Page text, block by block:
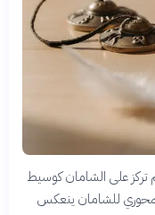
على الشامان كوسيط
للشامان ينعكس